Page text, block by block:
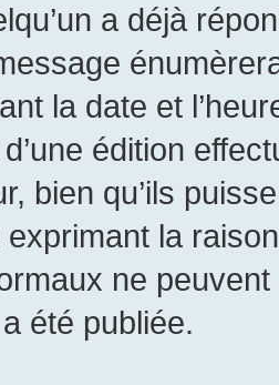
a déjà
la date et
d’une édition
bien qu’ils
la
ne
été publiée.